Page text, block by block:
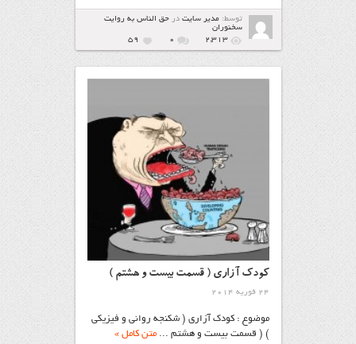
توسط: مدیر سایتدرحق الناس به روایت
سخنوران
2,313
۰ 59
كودك آزاري ( قسمت بیست و هشتم )
24 فوریه 2014
موضوع : كودك آزاري ( شكنجه رواني و فیزیکی
) ( قسمت بیست و هشتم ...متن کامل »